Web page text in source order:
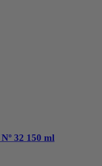
32 150 ml